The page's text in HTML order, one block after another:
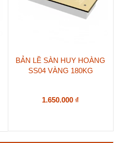
BẢN LỀ SÀN HUY HOÀNG
SS04 VÀNG 180KG
1.650.000 ₫